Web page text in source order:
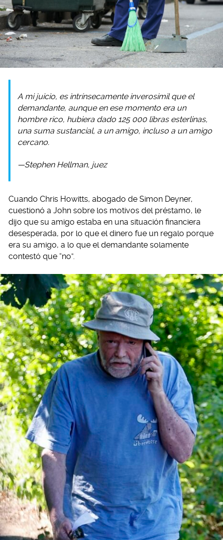
A mi juicio, es intrínsecamente inverosímil que el
demandante, aunque en ese momento era un
hombre rico, hubiera dado 125 000 libras esterlinas,
una suma sustancial, a un amigo, incluso a un amigo
cercano.
—Stephen Hellman, juez
Cuando Chris Howitts, abogado de Simon Deyner,
cuestionó a John sobre los motivos del préstamo, le
dijo que su amigo estaba en una situación financiera
desesperada, por lo que el dinero fue un regalo porque
era su amigo, a lo que el demandante solamente
contestó que “no”.